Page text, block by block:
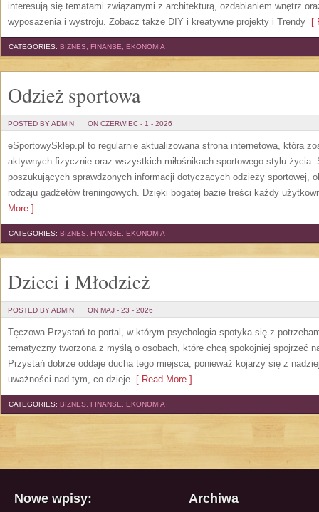
interesują się tematami związanymi z architekturą, ozdabianiem wnętrz
wyposażenia i wystroju. Zobacz także DIY i kreatywne projekty i Trendy [
CATEGORIES: BIZNES, FINANSE, EKONOMIA
Odzież sportowa
POSTED BY ADMIN ON CZERWIEC - 1 - 2026
eSportowySklep.pl to regularnie aktualizowana strona internetowa, która
aktywnych fizycznie oraz wszystkich miłośnikach sportowego stylu życia.
poszukujących sprawdzonych informacji dotyczących odzieży sportowej,
rodzaju gadżetów treningowych. Dzięki bogatej bazie treści każdy
More ]
CATEGORIES: BIZNES, FINANSE, EKONOMIA
Dzieci i Młodzież
POSTED BY ADMIN ON MAJ - 23 - 2026
Tęczowa Przystań to portal, w którym psychologia spotyka się z
tematyczny tworzona z myślą o osobach, które chcą spokojniej spojrzeć
Przystań dobrze oddaje ducha tego miejsca, ponieważ kojarzy się z
uważności nad tym, co dzieje [ Read More ]
CATEGORIES: BIZNES, FINANSE, EKONOMIA
Nowe wpisy: Archiwa